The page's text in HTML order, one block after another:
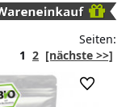
Seiten:
1 2 [nächste >>]